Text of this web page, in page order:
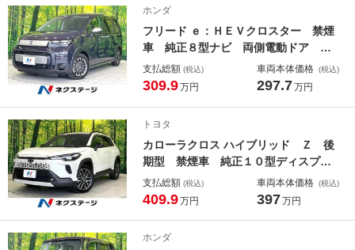
ム オートエアコン
ホンダ
フリード ｅ：ＨＥＶクロスター 禁煙
車 純正８型ナビ 両側電動ドア バ
ックカメラ ＥＴＣ ドラレコ リア
クーラー ホンダセンシング アダプ
シート シートヒーター
支払総額 (税込)
309.9万円
車両本体価格 (税込)
297.7万円
トヨタ
カローラクロス ハイブリッド Ｚ 後
期型 禁煙車 純正１０型ディスプレ
イオーディオ 全周囲カメラ パワー
バックドア 前席シートヒーター＆シ
ム レーダークルーズ
支払総額 (税込)
409.9万円
車両本体価格 (税込)
397万円
ホンダ